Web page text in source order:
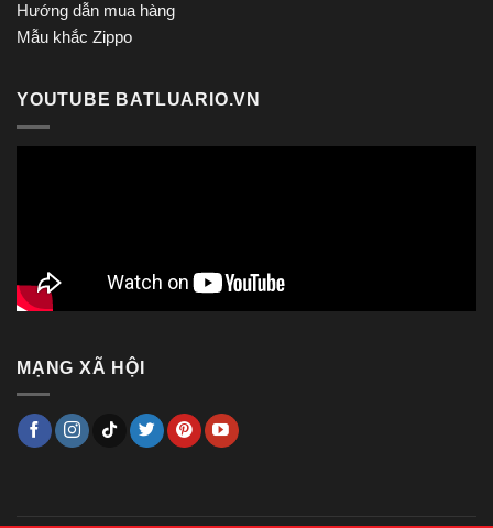
Hướng dẫn mua hàng
Mẫu khắc Zippo
YOUTUBE BATLUARIO.VN
MẠNG XÃ HỘI